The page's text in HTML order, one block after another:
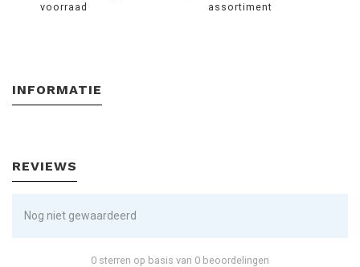
voorraad
assortiment
INFORMATIE
REVIEWS
Nog niet gewaardeerd
0 sterren op basis van 0 beoordelingen